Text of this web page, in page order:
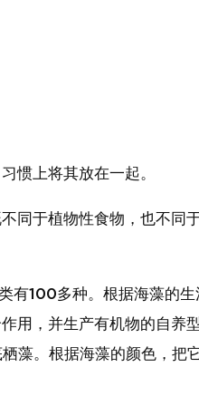
惯上将其放在一起。
于植物性食物，也不同
100多种。根据海藻的
用，并生产有机物的自养
藻。根据海藻的颜色，把